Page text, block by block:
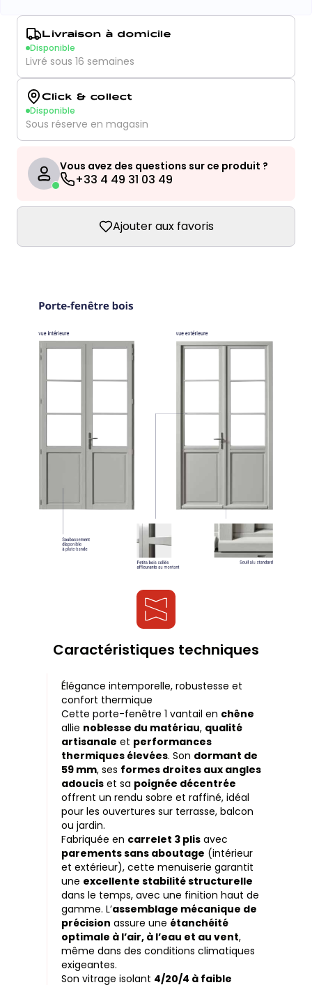
Livraison à domicile
Disponible
Livré sous 16 semaines
Click & collect
Disponible
Sous réserve en magasin
Vous avez des questions sur ce produit ?
+33 4 49 31 03 49
Ajouter aux favoris
Caractéristiques techniques
Élégance intemporelle, robustesse et
confort thermique
Cette porte-fenêtre 1 vantail en chêne
allie noblesse du matériau, qualité
artisanale et performances
thermiques élevées. Son dormant de
59 mm, ses formes droites aux angles
adoucis et sa poignée décentrée
offrent un rendu sobre et raffiné, idéal
pour les ouvertures sur terrasse, balcon
ou jardin.
Fabriquée en carrelet 3 plis avec
parements sans aboutage (intérieur
et extérieur), cette menuiserie garantit
une excellente stabilité structurelle
dans le temps, avec une finition haut de
gamme. L’assemblage mécanique de
précision assure une étanchéité
optimale à l’air, à l’eau et au vent,
même dans des conditions climatiques
exigeantes.
Son vitrage isolant 4/20/4 à faible